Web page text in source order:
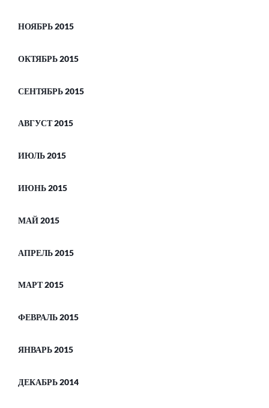
НОЯБРЬ 2015
ОКТЯБРЬ 2015
СЕНТЯБРЬ 2015
АВГУСТ 2015
ИЮЛЬ 2015
ИЮНЬ 2015
МАЙ 2015
АПРЕЛЬ 2015
МАРТ 2015
ФЕВРАЛЬ 2015
ЯНВАРЬ 2015
ДЕКАБРЬ 2014